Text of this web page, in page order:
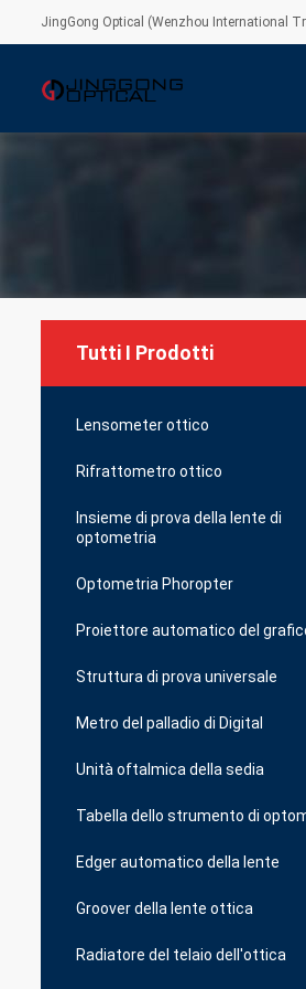
JingGong Optical (Wenzhou International
Tutti I Prodotti
Lensometer ottico
Rifrattometro ottico
Insieme di prova della lente di
optometria
Optometria Phoropter
Proiettore automatico del
Struttura di prova universale
Metro del palladio di Digital
Unità oftalmica della sedia
Tabella dello strumento di
Edger automatico della lente
Groover della lente ottica
Radiatore del telaio dell'ottica